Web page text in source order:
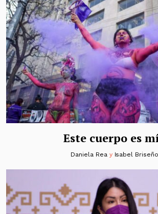
Este cuerpo es
Daniela Rea y Isabel Briseño